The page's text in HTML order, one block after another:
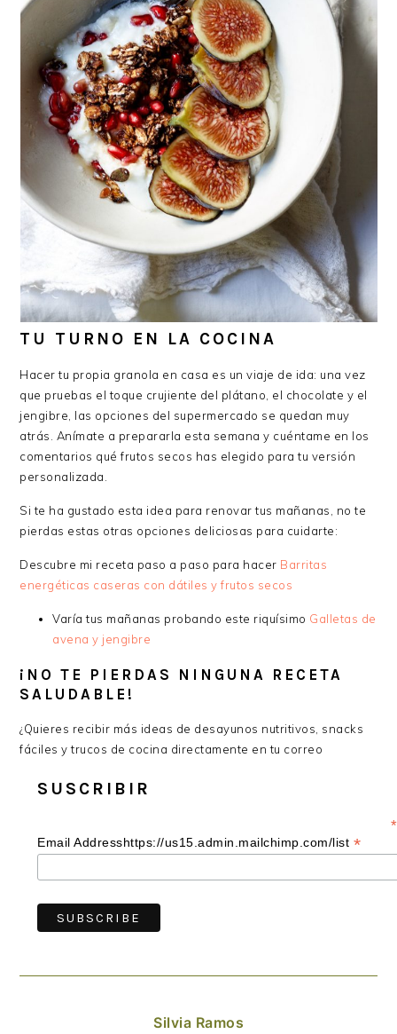
TU TURNO EN LA COCINA
Hacer tu propia granola en casa es un viaje de ida: una vez
que pruebas el toque crujiente del plátano, el chocolate y el
jengibre, las opciones del supermercado se quedan muy
atrás. Anímate a prepararla esta semana y cuéntame en los
comentarios qué frutos secos has elegido para tu versión
personalizada.
Si te ha gustado esta idea para renovar tus mañanas, no te
pierdas estas otras opciones deliciosas para cuidarte:
Descubre mi receta paso a paso para hacer Barritas
energéticas caseras con dátiles y frutos secos
Varía tus mañanas probando este riquísimo Galletas de
avena y jengibre
¡NO TE PIERDAS NINGUNA RECETA
SALUDABLE!
¿Quieres recibir más ideas de desayunos nutritivos, snacks
fáciles y trucos de cocina directamente en tu correo
SUSCRIBIR
*
Email Addresshttps://us15.admin.mailchimp.com/list *
Silvia Ramos